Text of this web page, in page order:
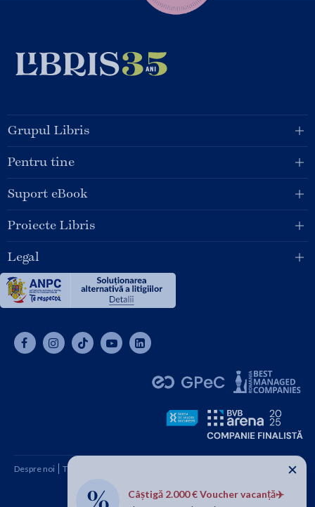
Câștigă 2.000 € Voucher vacanță✈️
✕
Grupul Libris
Pentru tine
Suport eBook
Proiecte Libris
Legal
Despre noi Termeni și condiții
Copyright © 2026 SC Libris SRL, CUI: RO1094992, Reg. Com.